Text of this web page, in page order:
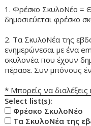
1. Φρέσκο ΣκυλοΝέο =
δημοσιεύεται φρέσκο
2. Τα ΣκυλοΝέα της
ενημερώνεσαι με ένα
σκυλονέα που έχουν
πέρασε. Συν μπόνους
* Μπορείς να διαλέξεις
Select list(s):
Φρέσκο ΣκυλοΝέο
Τα ΣκυλοΝέα της